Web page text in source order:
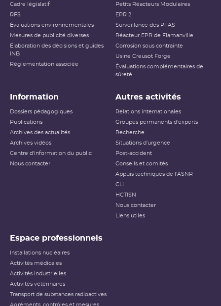
Cadre législatif
RFS
Évaluations environnementales
Mesures de publicité diverses
Élaboration des décisions et guides
INB
Réglementation associée
Petits Réacteurs Modulaires
EPR 2
Surveillance des PFAS
Réacteur EPR de Flamanville
Corrosion sous contrainte
Usine Creusot Forge
Évaluations complémentaires de
sûreté
Information
Dossiers pédagogiques
Publications
Archives des actualités
Archives vidéos
Centre d'information du public
Nous contacter
Autres activités
Relations internationales
Groupes permanents d'experts
Recherche
Situations d'urgence
Post-accident
Conseils et comités
Appuis techniques de l'ASNR
CLI
HCTISN
Nous contacter
Liens utiles
Espace professionnels
Installations nucléaires
Activités médicales
Activités industrielles
Activités vétérinaires
Transport de substances radioactives
Agréments, contrôles et mesures